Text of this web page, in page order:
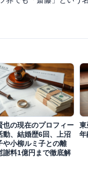
也の現在のプロフィー
動、結婚歴6回、上沼
や小柳ルミ子との離
謝料1億円まで徹底解
東
年